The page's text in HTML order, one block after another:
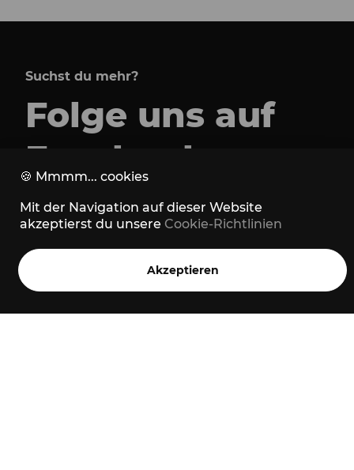
Suchst du mehr?
Folge uns auf
Facebook
Instagramoder
Strava
🍪 Mmmm... cookies
Mit der Navigation auf dieser Website
akzeptierst du unsere Cookie-Richtlinien
Akzeptieren